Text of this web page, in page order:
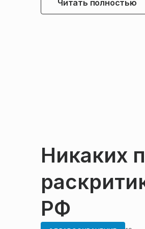
Читать полностью
Никаких
РФ